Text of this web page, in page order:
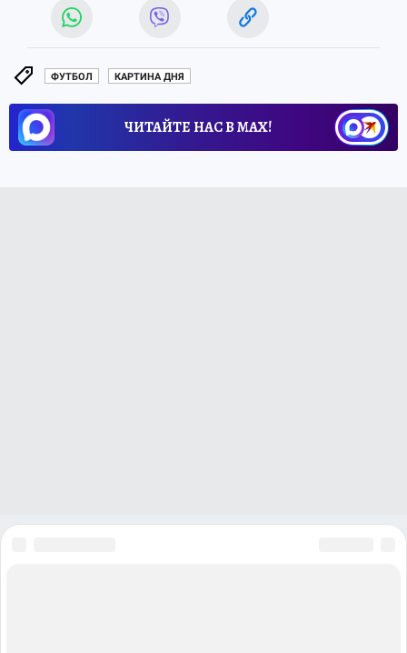
ФУТБОЛ КАРТИНА ДНЯ
ЧИТАЙТЕ НАС В МАХ!